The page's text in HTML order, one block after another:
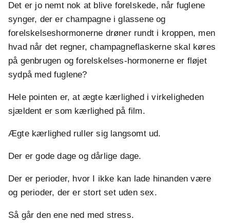
Det er jo nemt nok at blive forelskede, når fuglene
synger, der er champagne i glassene og
forelskelseshormonerne drøner rundt i kroppen, men
hvad når det regner, champagneflaskerne skal køres
på genbrugen og forelskelses-hormonerne er fløjet
sydpå med fuglene?
Hele pointen er, at ægte kærlighed i virkeligheden
sjældent er som kærlighed på film.
Ægte kærlighed ruller sig langsomt ud.
Der er gode dage og dårlige dage.
Der er perioder, hvor I ikke kan lade hinanden være
og perioder, der er stort set uden sex.
Så går den ene ned med stress.